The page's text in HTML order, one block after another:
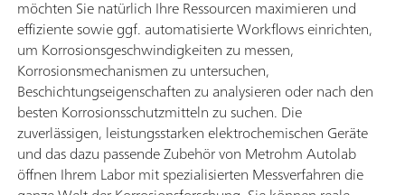
möchten Sie natürlich Ihre Ressourcen maximieren und
effiziente sowie ggf. automatisierte Workflows einrichten,
um Korrosionsgeschwindigkeiten zu messen,
Korrosionsmechanismen zu untersuchen,
Beschichtungseigenschaften zu analysieren oder nach den
besten Korrosionsschutzmitteln zu suchen. Die
zuverlässigen, leistungsstarken elektrochemischen Geräte
und das dazu passende Zubehör von Metrohm Autolab
öffnen Ihrem Labor mit spezialisierten Messverfahren die